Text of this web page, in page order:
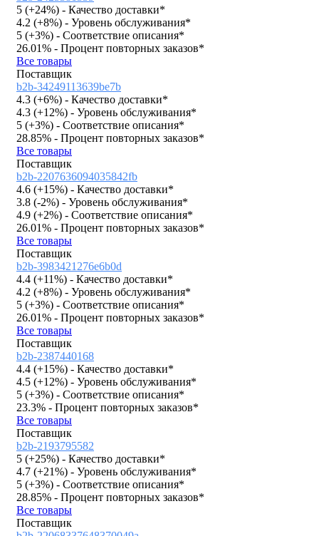
5 (+24%) - Качество доставки*
4.2 (+8%) - Уровень обслуживания*
5 (+3%) - Соответствие описания*
26.01% - Процент повторных заказов*
Все товары
Поставщик
b2b-34249113639be7b
4.3 (+6%) - Качество доставки*
4.3 (+12%) - Уровень обслуживания*
5 (+3%) - Соответствие описания*
28.85% - Процент повторных заказов*
Все товары
Поставщик
b2b-2207636094035842fb
4.6 (+15%) - Качество доставки*
3.8 (-2%) - Уровень обслуживания*
4.9 (+2%) - Соответствие описания*
26.01% - Процент повторных заказов*
Все товары
Поставщик
b2b-3983421276e6b0d
4.4 (+11%) - Качество доставки*
4.2 (+8%) - Уровень обслуживания*
5 (+3%) - Соответствие описания*
26.01% - Процент повторных заказов*
Все товары
Поставщик
b2b-2387440168
4.4 (+15%) - Качество доставки*
4.5 (+12%) - Уровень обслуживания*
5 (+3%) - Соответствие описания*
23.3% - Процент повторных заказов*
Все товары
Поставщик
b2b-2193795582
5 (+25%) - Качество доставки*
4.7 (+21%) - Уровень обслуживания*
5 (+3%) - Соответствие описания*
28.85% - Процент повторных заказов*
Все товары
Поставщик